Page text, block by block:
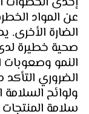
عن المواد
الضارة
صحية خطيرة
النمو
الضروري
ولوائح